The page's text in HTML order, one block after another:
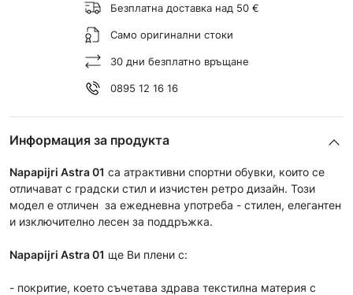
Безплатна доставка над 50 €
Само оригинални стоки
30 дни безплатно връщане
0895 12 16 16
Информация за продукта
Napapijri Astra 01 са атрактивни спортни обувки, които се
отличават с градски стил и изчистен ретро дизайн. Този
модел е отличен за ежедневна употреба - стилен, елегантен
и изключително лесен за поддръжка.
Napapijri Astra 01 ще Ви плени с:
- покритие, което съчетава здрава текстилна материя с